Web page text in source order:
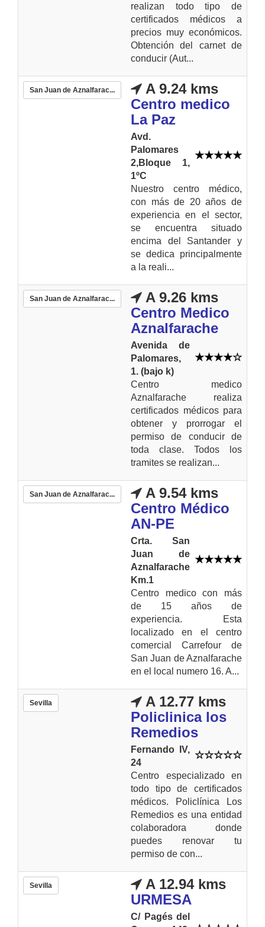
realizan todo tipo de
certificados médicos a
precios muy económicos.
Obtención del carnet de
conducir (Aut...
San Juan de Aznalfarac...
A 9.24 kms
Centro medico
La Paz
Avd.
Palomares
2,Bloque 1,
1ºC
Nuestro centro médico,
con más de 20 años de
experiencia en el sector,
se encuentra situado
encima del Santander y
se dedica principalmente
a la reali...
San Juan de Aznalfarac...
A 9.26 kms
Centro Medico
Aznalfarache
Avenida de
Palomares,
1. (bajo k)
Centro medico
Aznalfarache realiza
certificados médicos para
obtener y prorrogar el
permiso de conducir de
toda clase. Todos los
tramites se realizan...
San Juan de Aznalfarac...
A 9.54 kms
Centro Médico
AN-PE
Crta. San
Juan de
Aznalfarache
Km.1
Centro medico con más
de 15 años de
experiencia. Esta
localizado en el centro
comercial Carrefour de
San Juan de Aznalfarache
en el local numero 16. A...
Sevilla
A 12.77 kms
Policlinica los
Remedios
Fernando IV,
24
Centro especializado en
todo tipo de certificados
médicos. Policlínica Los
Remedios es una entidad
colaboradora donde
puedes renovar tu
permiso de con...
Sevilla
A 12.94 kms
URMESA
C/ Pagés del